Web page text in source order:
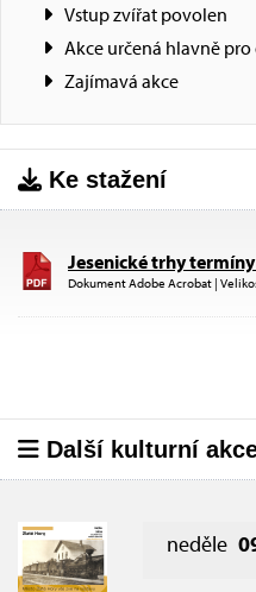
Vstup zvířat povolen
Akce určená hlavně pro
Zajímavá akce
Ke stažení
Jesenické trhy
Dokument Adobe Acrobat |
Další kulturní
neděle